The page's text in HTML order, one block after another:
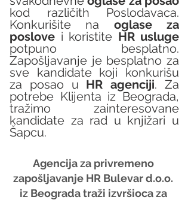
kod različith Poslodavaca.
Konkurišite na oglase za
poslove i koristite HR usluge
potpuno besplatno.
Zapošljavanje je besplatno za
sve kandidate koji konkurišu
za posao u HR agenciji. Za
potrebe Klijenta iz Beograda,
tražimo zainteresovane
kandidate za rad u knjižari u
Šapcu.
Agencija za privremeno
zapošljavanje HR Bulevar d.o.o.
iz Beograda traži izvršioca za